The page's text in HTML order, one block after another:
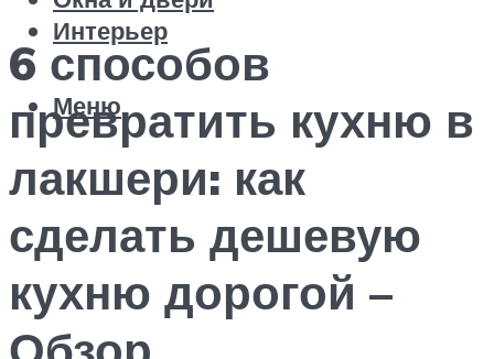
Интерьер
Меню
6 способов
превратить кухню в
лакшери: как
сделать дешевую
кухню дорогой –